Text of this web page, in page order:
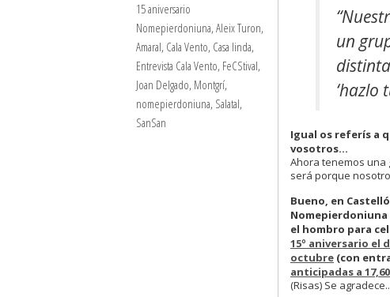
15 aniversario
Nomepierdoniuna, Aleix Turon,
Amaral, Cala Vento, Casa linda,
Entrevista Cala Vento, FeCStival,
Joan Delgado, Montgrí,
nomepierdoniuna, Salatal,
SanSan
un
‘hazlo
Igual os referís a
vosotros…
Ahora tenemos una
será porque
Bueno, en Castelló
Nomepierdoniuna
el hombro para
15º aniversario el
octubre (con
anticipadas a
(Risas) Se